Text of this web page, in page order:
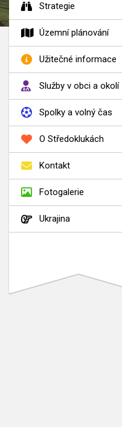
Strategie
Územní plánování
Užitečné informace
Služby v obci a okolí
Spolky a volný čas
O Středoklukách
Kontakt
Fotogalerie
Ukrajina